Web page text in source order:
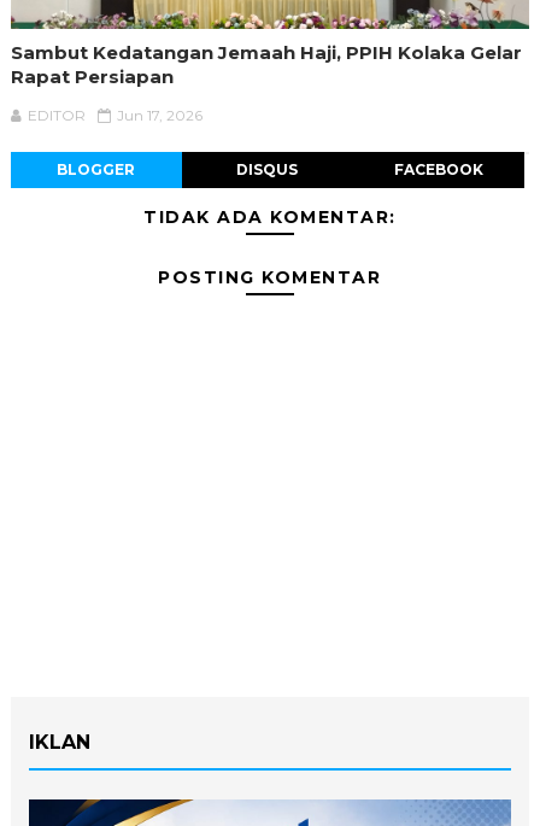
Sambut Kedatangan Jemaah Haji, PPIH Kolaka Gelar
Rapat Persiapan
EDITOR Jun 17, 2026
BLOGGER DISQUS FACEBOOK
TIDAK ADA KOMENTAR:
POSTING KOMENTAR
IKLAN